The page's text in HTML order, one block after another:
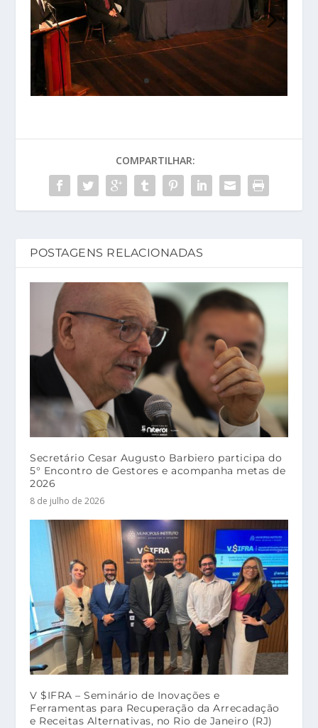
COMPARTILHAR:
POSTAGENS RELACIONADAS
Secretário Cesar Augusto Barbiero participa do
5° Encontro de Gestores e acompanha metas de
2026
8 de julho de 2026
V $IFRA – Seminário de Inovações e
Ferramentas para Recuperação da Arrecadação
e Receitas Alternativas, no Rio de Janeiro (RJ)